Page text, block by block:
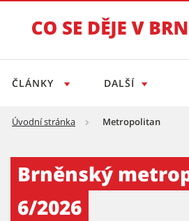
ČLÁNKY DALŠÍ
Úvodní stránka Metropolitan
Brněnský
6/2026